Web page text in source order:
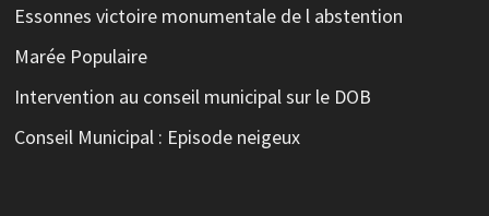
Essonnes victoire monumentale de l abstention
Marée Populaire
Intervention au conseil municipal sur le DOB
Conseil Municipal : Episode neigeux